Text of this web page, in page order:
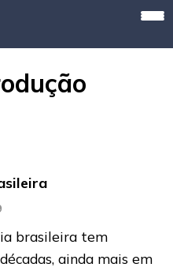
brasileira tem
ainda mais em